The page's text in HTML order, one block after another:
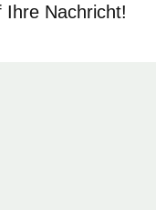
Nachricht!